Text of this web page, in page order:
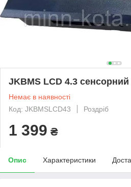
JKBMS LCD 4.3
Немає в наявності
Код: JKBMSLCD43
Роздріб
1 399 ₴
Опис Характеристики